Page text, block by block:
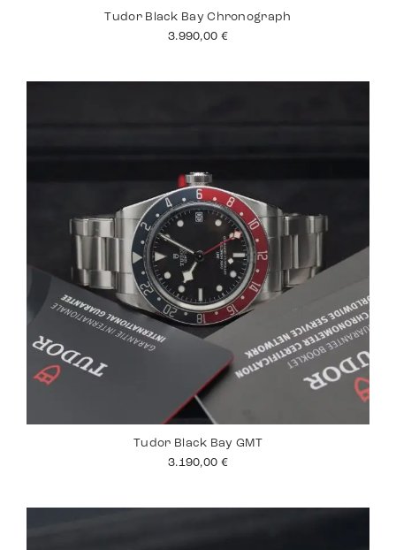
Tudor Black Bay Chronograph
3.990,00 €
Tudor Black Bay GMT
3.190,00 €